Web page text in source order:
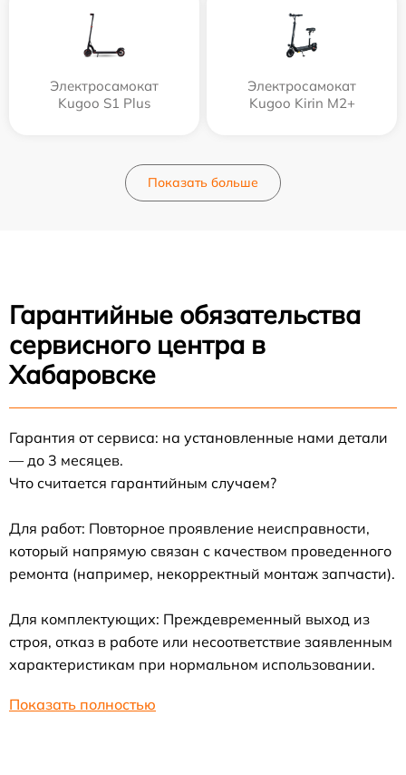
Электросамокат
Kugoo S1 Plus
Электросамокат
Kugoo Kirin M2+
Показать больше
Гарантийные обязательства
сервисного центра в
Хабаровске
Гарантия от сервиса: на установленные нами детали
— до 3 месяцев.
Что считается гарантийным случаем?
Для работ: Повторное проявление неисправности,
который напрямую связан с качеством проведенного
ремонта (например, некорректный монтаж запчасти).
Для комплектующих: Преждевременный выход из
строя, отказ в работе или несоответствие заявленным
характеристикам при нормальном использовании.
Показать полностью